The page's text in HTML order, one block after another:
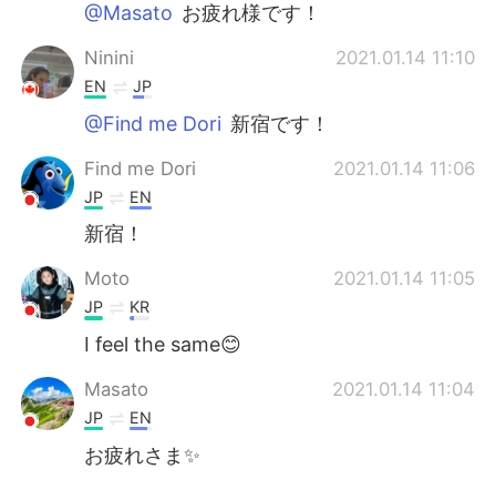
@Masato お疲れ様です！
Ninini 2021.01.14 11:10
EN JP
@Find me Dori 新宿です！
Find me Dori 2021.01.14 11:06
JP EN
新宿！
Moto 2021.01.14 11:05
JP KR
I feel the same😊
Masato 2021.01.14 11:04
JP EN
お疲れさま✨